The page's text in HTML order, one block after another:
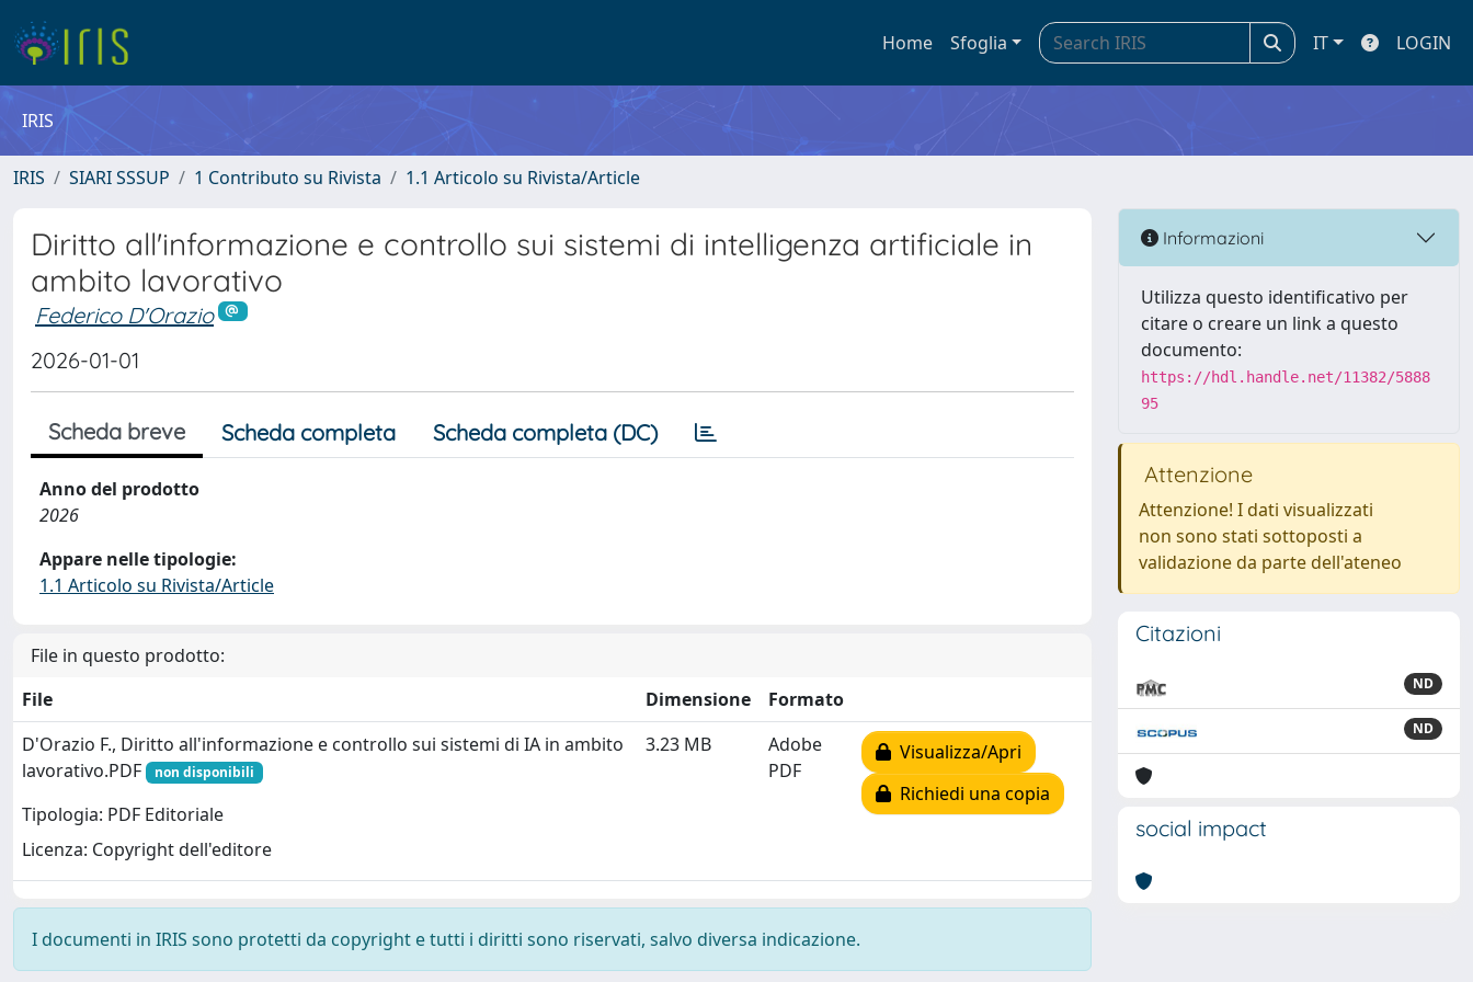
Home Sfoglia IT LOGIN
IRIS
IRIS SIARI SSSUP 1 Contributo su Rivista 1.1 Articolo su Rivista/Article
Diritto all'informazione e controllo sui sistemi di intelligenza artificiale in
ambito lavorativo
Federico D'Orazio
2026-01-01
Scheda breve Scheda completa Scheda completa (DC)
Anno del prodotto
2026
Appare nelle tipologie:
1.1 Articolo su Rivista/Article
File in questo prodotto:
File
Dimensione
Formato
D'Orazio F., Diritto all'informazione e controllo sui sistemi di IA in ambito
lavorativo.PDF
non disponibili
Tipologia: PDF Editoriale
Licenza: Copyright dell'editore
3.23 MB
Adobe
PDF
Visualizza/Apri
Richiedi una copia
I documenti in IRIS sono protetti da copyright e tutti i diritti sono riservati, salvo diversa indicazione.
Informazioni
Utilizza questo identificativo per
citare o creare un link a questo
documento:
https://hdl.handle.net/11382/5888
95
Attenzione
Attenzione! I dati visualizzati
non sono stati sottoposti a
validazione da parte dell'ateneo
Citazioni
ND
ND
social impact